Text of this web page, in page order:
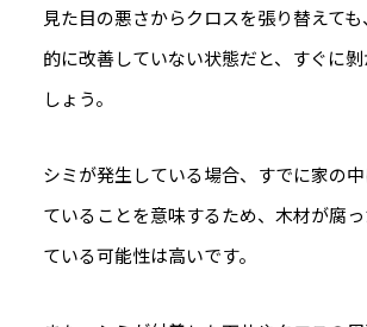
見た目の悪さからクロスを張り替えて
的に改善していない状態だと、すぐに
しょう。
シミが発生している場合、すでに家の
ていることを意味するため、木材が腐
ている可能性は高いです。